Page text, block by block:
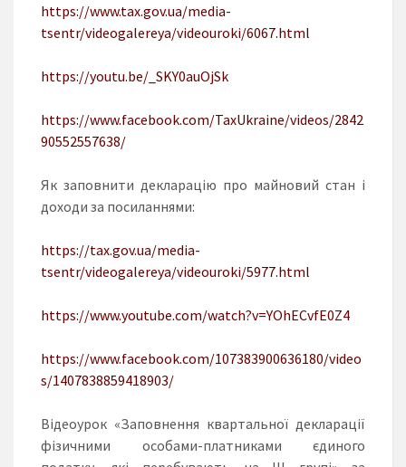
https://www.tax.gov.ua/media-
tsentr/videogalereya/videouroki/6067.html
https://youtu.be/_SKY0auOjSk
https://www.facebook.com/TaxUkraine/videos/2842
90552557638/
Як заповнити декларацію про майновий стан і
доходи за посиланнями:
https://tax.gov.ua/media-
tsentr/videogalereya/videouroki/5977.html
https://www.youtube.com/watch?v=YOhECvfE0Z4
https://www.facebook.com/107383900636180/video
s/1407838859418903/
Відеоурок «Заповнення квартальної декларації
фізичними особами-платниками єдиного